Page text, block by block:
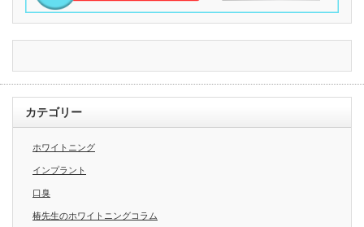
カテゴリー
ホワイトニング
インプラント
口臭
椿先生のホワイトニングコラム